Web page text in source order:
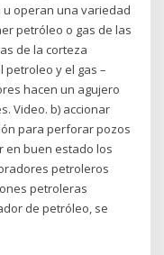
operan una variedad
petróleo o gas de las
de la corteza
y el gas –
hacen un agujero
Video. b) accionar
para perforar pozos
en buen estado los
petroleros
petroleras
de petróleo, se